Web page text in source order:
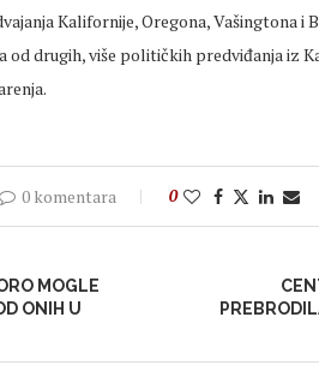
Kalifornije, Oregona, Vašingtona i
od drugih, više političkih predviđanja iz
0 komentara 0
MOGLE
ONIH U